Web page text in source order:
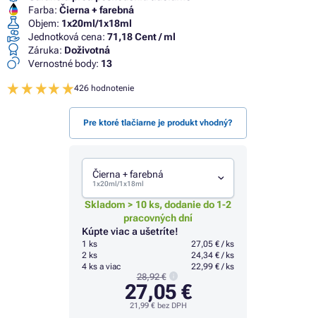
Farba: Čierna + farebná
Objem: 1x20ml/1x18ml
Jednotková cena: 71,18 Cent / ml
Záruka: Doživotná
Vernostné body: 13
426 hodnotenie
Pre ktoré tlačiarne je produkt vhodný?
Čierna + farebná
1x20ml/1x18ml
Skladom > 10 ks, dodanie do 1-2
pracovných dní
Kúpte viac a ušetríte!
1 ks
27,05 € / ks
2 ks
24,34 € / ks
4 ks a viac
22,99 € / ks
28,92 €
27,05 €
21,99 €bez DPH